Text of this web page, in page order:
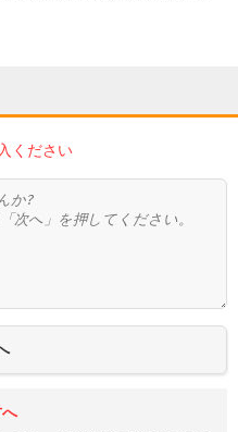
ください